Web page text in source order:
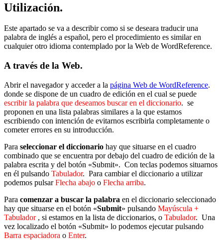
Utilización.
Este apartado se va a describir como si se deseara traducir una
palabra de inglés a español, pero el procedimiento es similar en
cualquier otro idioma contemplado por la Web de WordReference.
A través de la Web.
Abrir el navegador y acceder a la página Web de WordReference.
donde se dispone de un cuadro de edición en el cual se puede
escribir la palabra que deseamos buscar en el diccionario. se
proponen en una lista palabras similares a la que estamos
escribiendo con intención de evitarnos escribirla completamente o
cometer errores en su introducción.
Para seleccionar el diccionario hay que situarse en el cuadro
combinado que se encuentra por debajo del cuadro de edición de la
palabra escrita y del botón «Submit». Con teclas podemos situarnos
en él pulsando Tabulador. Para cambiar el diccionario a utilizar
podemos pulsarFlecha abajo o Flecha arriba.
Para comenzar a buscar la palabra en el diccionario seleccionado
hay que situarse en el botón «Submit» pulsando Mayúscula +
Tabulador, si estamos en la lista de diccionarios, o Tabulador. Una
vez localizado el botón «Submit» lo podemos ejecutar pulsando
Barra espaciadora o Enter.